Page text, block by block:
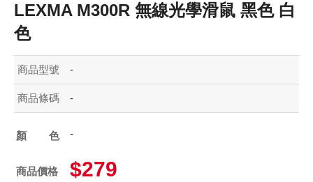
LEXMA M300R 無線光學滑鼠 黑色 白
色
商品型號 -
商品條碼 -
顏色
-
商品價格 $279